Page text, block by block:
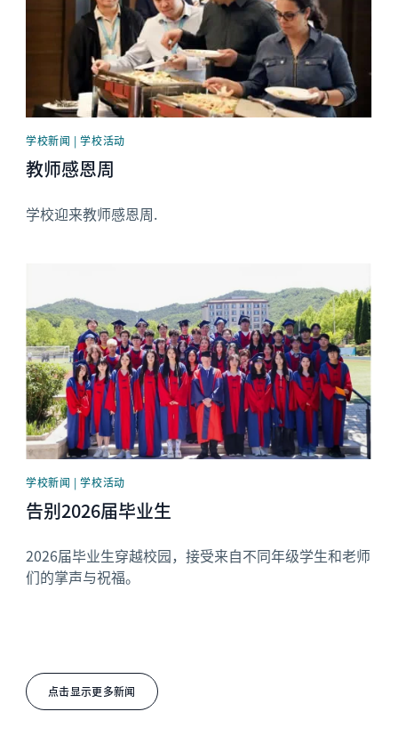
点击显示更多新闻
学校新闻 | 学校活动
教师感恩周
学校迎来教师感恩周.
学校新闻 | 学校活动
告别2026届毕业生
2026届毕业生穿越校园，接受来自不同年级学生和老师
们的掌声与祝福。